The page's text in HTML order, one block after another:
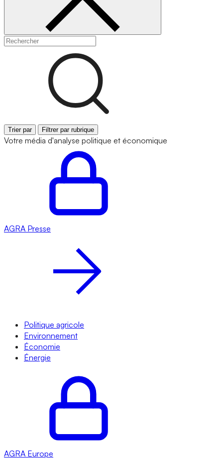
Trier par Filtrer par rubrique
Votre média d'analyse politique et économique
AGRA Presse
Politique agricole
Environnement
Économie
Énergie
AGRA Europe